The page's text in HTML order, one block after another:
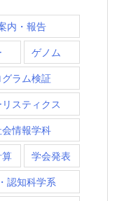
内・報告
ゲノム
グラム検証
リスティクス
会情報学科
算 学会発表
認知科学系